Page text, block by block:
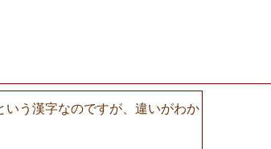
う漢字なのですが、違いがわか